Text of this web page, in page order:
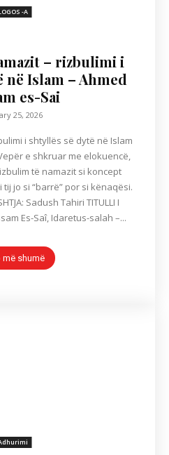
-A
– rizbulimi i
Islam – Ahmed
es-Sai
25, 2026
i shtyllës së dytë në Islam
të namazit si koncept
jo si “barrë” por si kënaqësi.
Sadush Tahiri TITULLI I
Es-Saî, Idaretus-salah –...
më shumë